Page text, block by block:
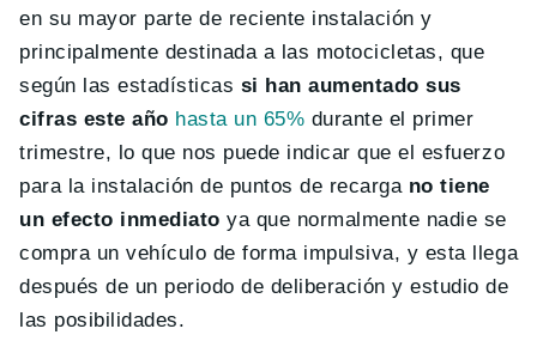
en su mayor parte de reciente instalación y
principalmente destinada a las motocicletas, que
según las estadísticas si han aumentado sus
cifras este año hasta un 65% durante el primer
trimestre, lo que nos puede indicar que el esfuerzo
para la instalación de puntos de recarga no tiene
un efecto inmediato ya que normalmente nadie se
compra un vehículo de forma impulsiva, y esta llega
después de un periodo de deliberación y estudio de
las posibilidades.